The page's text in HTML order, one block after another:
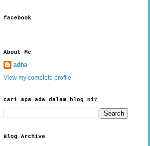
facebook
About Me
adha
View my complete profile
cari apa ada dalam blog ni?
Blog Archive